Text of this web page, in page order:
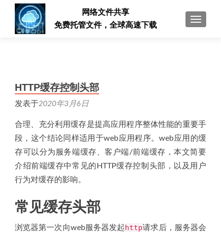
切换导
网络文件共享
免费托管文件，全球高速下载
HTTP缓存控制头部
发表于2020年3月6日
合理、充分利用缓存是提高应用程序整体性能的重要手
段，这个结论同样适用于web应用程序。web应用的缓
存可以分为服务端缓存、客户端/前端缓存，本文简要
介绍前端缓存中常见的HTTP缓存控制头部，以及用户
行为对缓存的影响。
常见缓存头部
浏览器第一次向web服务器发起http请求后，服务器会